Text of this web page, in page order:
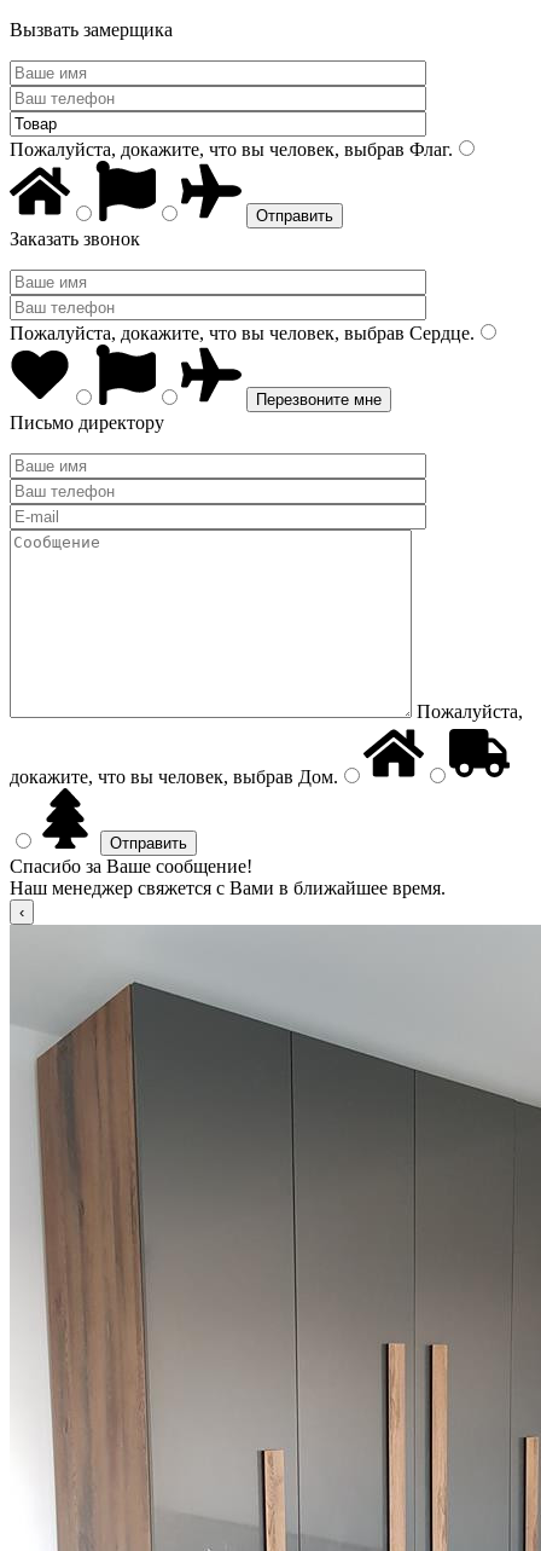
Вызвать замерщика
Пожалуйста, докажите, что вы человек, выбрав Флаг.
Заказать звонок
Пожалуйста, докажите, что вы человек, выбрав Сердце.
Письмо директору
Пожалуйста,
докажите, что вы человек, выбрав Дом.
Спасибо за Ваше сообщение!
Наш менеджер свяжется с Вами в ближайшее время.